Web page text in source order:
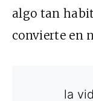
algo tan
convierte en
la